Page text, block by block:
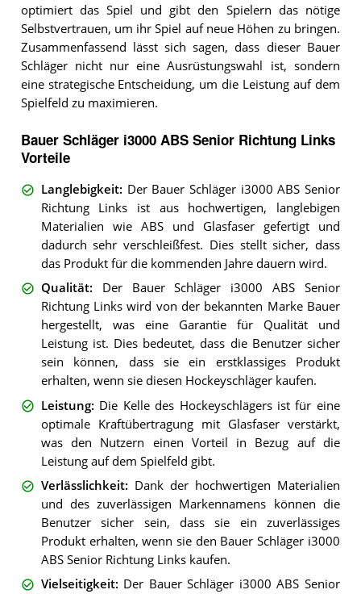
optimiert das Spiel und gibt den Spielern das nötige
Selbstvertrauen, um ihr Spiel auf neue Höhen zu bringen.
Zusammenfassend lässt sich sagen, dass dieser Bauer
Schläger nicht nur eine Ausrüstungswahl ist, sondern
eine strategische Entscheidung, um die Leistung auf dem
Spielfeld zu maximieren.
Bauer Schläger i3000 ABS Senior Richtung Links
Vorteile
Langlebigkeit: Der Bauer Schläger i3000 ABS Senior
Richtung Links ist aus hochwertigen, langlebigen
Materialien wie ABS und Glasfaser gefertigt und
dadurch sehr verschleißfest. Dies stellt sicher, dass
das Produkt für die kommenden Jahre dauern wird.
Qualität: Der Bauer Schläger i3000 ABS Senior
Richtung Links wird von der bekannten Marke Bauer
hergestellt, was eine Garantie für Qualität und
Leistung ist. Dies bedeutet, dass die Benutzer sicher
sein können, dass sie ein erstklassiges Produkt
erhalten, wenn sie diesen Hockeyschläger kaufen.
Leistung: Die Kelle des Hockeyschlägers ist für eine
optimale Kraftübertragung mit Glasfaser verstärkt,
was den Nutzern einen Vorteil in Bezug auf die
Leistung auf dem Spielfeld gibt.
Verlässlichkeit: Dank der hochwertigen Materialien
und des zuverlässigen Markennamens können die
Benutzer sicher sein, dass sie ein zuverlässiges
Produkt erhalten, wenn sie den Bauer Schläger i3000
ABS Senior Richtung Links kaufen.
Vielseitigkeit: Der Bauer Schläger i3000 ABS Senior